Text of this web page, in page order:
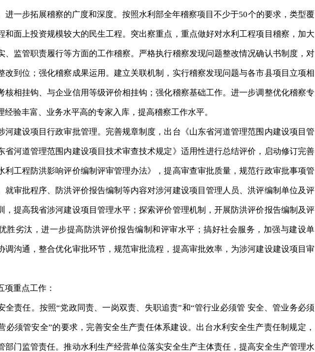
进一步拓展稽察的广度和深度。按照水利部全年稽察项目不少于50个的要求，类型覆
和面上投资规模较大的民生工程。突出察重点，重点做好对水利工程项目稽察，加大
、监管职责履行等方面的工作稽察。严格执行稽察发现问题整改情况确认书制度，对
改到位；强化稽察成果运用。建立关联机制，实行稽察发现问题与各市县项目立项相
核相挂钩、与企业信用等级评价相挂钩；强化稽察基础工作。进一步调整优化稽察专
经验丰富、业务水平高的专家入库，提高稽察工作水平。
建设项目行政审批管理。完善规章制度，出台《山东省河道管理范围内建设项目管
省河道管理范围内建设项目技术审查技术规定》适用性进行总结评价，启动修订完善
利工程防洪影响评价编制评审管理办法》，提高审查审批质量，规范行政审批事项管
就审批程序、防洪评价报告编制等内容对涉河建设项目管理人员、洪评编制单位及评
，提高我省涉河建设项目管理水平；探索评价管理机制，开展防洪评价报告编制及评
胜劣汰，进一步提高防洪评价报告编制和评审水平；搞好社会服务，加强与建设单
调沟通，整合优化审批环节，规范审批流程，提高审批效率，为涉河建设建设项目审
重点工作：
责任。按照“党政同责、一岗双责、失职追责”和“管行业必须管 安全、管业务必须
必须管安全”的要求，完善安全生产责任体系建设。出台水利安全生产责任制规定，
部门监管责任。推动水利生产经营单位落实安全生产主体责任，提高安全生产管理水